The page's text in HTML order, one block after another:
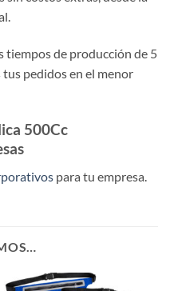
tiempos de producción de 5
tus pedidos en el menor
500Cc
para tu empresa.